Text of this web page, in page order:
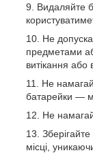
Видаляйте
Не
предметами
витікання або
Не
батарейки —
Не
місці,